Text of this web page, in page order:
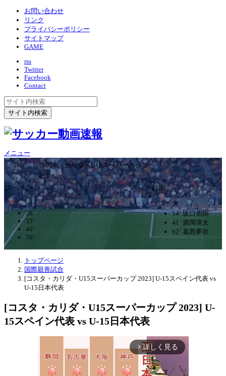
お問い合わせ
リンク
プライバシーポリシー
サイトマップ
GAME
rss
Twitter
Facebook
Contact
メニュー
コスタ・カリダ・U15スーパーカップ
4ｰ3
スペイン
日本
26’
35’
40’
76’
14’ 坂口佑樹
41’ 廣岡瑛太
62’ 葛西夢吹
トップページ
国際親善試合
[コスタ・カリダ・U15スーパーカップ 2023] U-15スペイン代表 vs
U-15日本代表
[コスタ・カリダ・U15スーパーカップ 2023] U-
15スペイン代表 vs U-15日本代表
arrow_forward_ios 詳しく見る